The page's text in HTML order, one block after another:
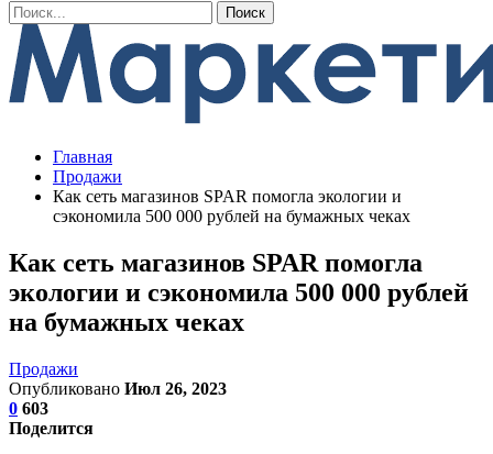
Главная
Продажи
Как сеть магазинов SPAR помогла экологии и
сэкономила 500 000 рублей на бумажных чеках
Как сеть магазинов SPAR помогла
экологии и сэкономила 500 000 рублей
на бумажных чеках
Продажи
Опубликовано Июл 26, 2023
0 603
Поделится